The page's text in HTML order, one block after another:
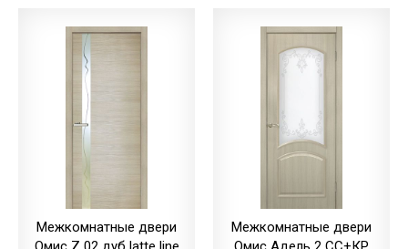
Межкомнатные двери
Межкомнатные двери